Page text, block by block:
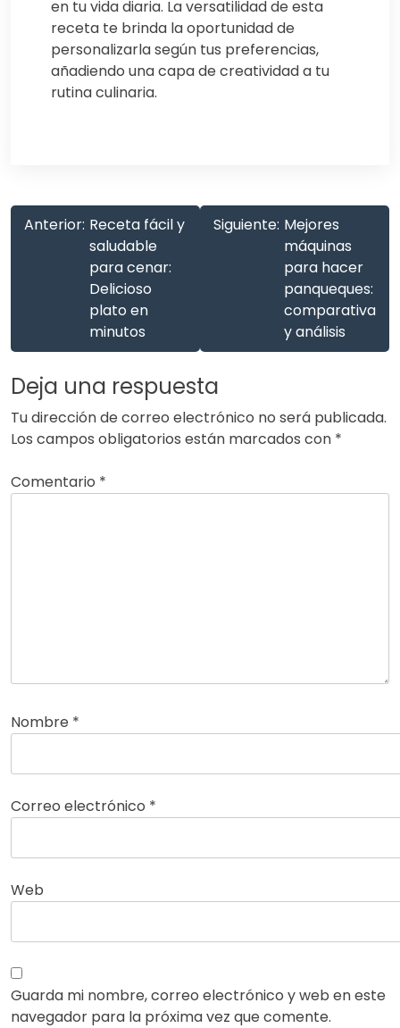
en tu vida diaria. La versatilidad de esta
receta te brinda la oportunidad de
personalizarla según tus preferencias,
añadiendo una capa de creatividad a tu
rutina culinaria.
Anterior: Receta fácil y
saludable
para cenar:
Delicioso
plato en
minutos
Siguiente: Mejores
máquinas
para hacer
panqueques:
comparativa
y análisis
Deja una respuesta
Tu dirección de correo electrónico no será publicada.
Los campos obligatorios están marcados con *
Comentario *
Nombre *
Correo electrónico *
Web
Guarda mi nombre, correo electrónico y web en este
navegador para la próxima vez que comente.